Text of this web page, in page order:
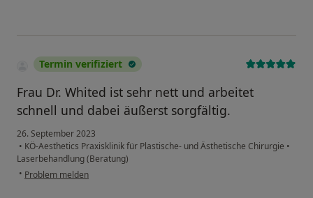
Termin verifiziert
Frau Dr. Whited ist sehr nett und arbeitet
schnell und dabei äußerst sorgfältig.
26. September 2023
• KÖ-Aesthetics Praxisklinik für Plastische- und Ästhetische Chirurgie •
Laserbehandlung (Beratung)
• Problem melden